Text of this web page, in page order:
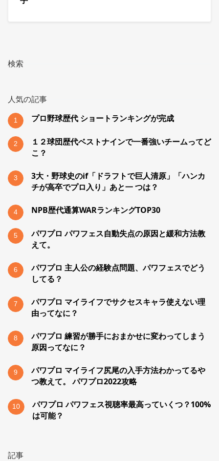
検索
人気の記事
1 プロ野球歴代 ショートランキングが完成
2
１２球団歴代ベストナインで一番強いチームってど
こ？
3
3大・野球史のif「ドラフトで巨人清原」「ハンカ
チが高卒でプロ入り」あと一 つは？
4 NPB歴代通算WARランキングTOP30
5
パワプロ パワフェス自動失点の原因と緩和方法教
えて。
6
パワプロ 主人公の経験点問題、パワフェスでどう
してる？
7
パワプロ マイライフでサクセスキャラ使えない理
由ってなに？
8
パワプロ 練習が勝手におまかせに変わってしまう
原因ってなに？
9
パワプロ マイライフ尻尾の入手方法わかってるや
つ教えて。 パワプロ2022攻略
10
パワプロ パワフェス視聴率最高っていくつ？100%
は可能？
記事